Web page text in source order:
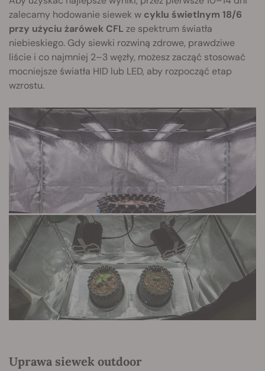
zalecamy hodowanie siewek w cyklu świetlnym 18/6
przy użyciu żarówek CFL ze spektrum światła
niebieskiego. Gdy siewki rozwiną zdrowe, prawdziwe
liście i co najmniej 2–3 węzły, możesz zacząć stosować
mocniejsze światła HID lub LED, aby rozpocząć etap
wzrostu.
Uprawa siewek outdoor